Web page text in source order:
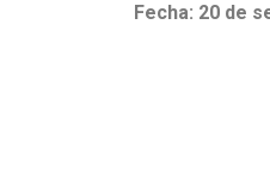
Fecha: 20 de